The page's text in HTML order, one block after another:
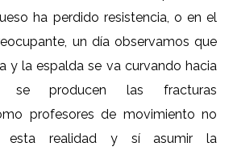
ha perdido resistencia, o en el
un día observamos que
y la espalda se va curvando hacia
se producen las fracturas
profesores de movimiento no
esta realidad y sí asumir la